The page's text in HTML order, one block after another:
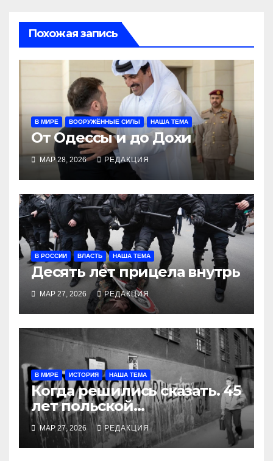
Похожая запись
В МИРЕ ВООРУЖЁННЫЕ СИЛЫ НАША ТЕМА
От Одессы и до Дохи
МАР 28, 2026 РЕДАКЦИЯ
В РОССИИ ВЛАСТЬ НАША ТЕМА
Десять лет прицела внутрь
МАР 27, 2026 РЕДАКЦИЯ
В МИРЕ ИСТОРИЯ НАША ТЕМА
Когда решились сказать. 45
лет польской
предупредительной
забастовки
МАР 27, 2026 РЕДАКЦИЯ